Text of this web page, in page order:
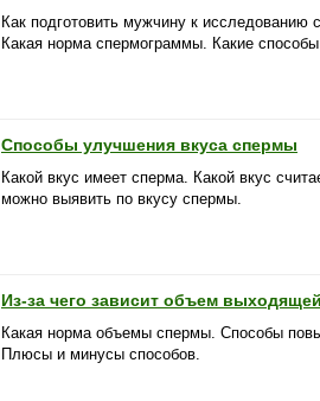
Как подготовить мужчину к исследованию
Какая норма спермограммы. Какие
Способы улучшения вкуса спермы
Какой вкус имеет сперма. Какой вкус
можно выявить по вкусу спермы.
Из-за чего зависит объем
Какая норма объемы спермы. Способы
Плюсы и минусы способов.